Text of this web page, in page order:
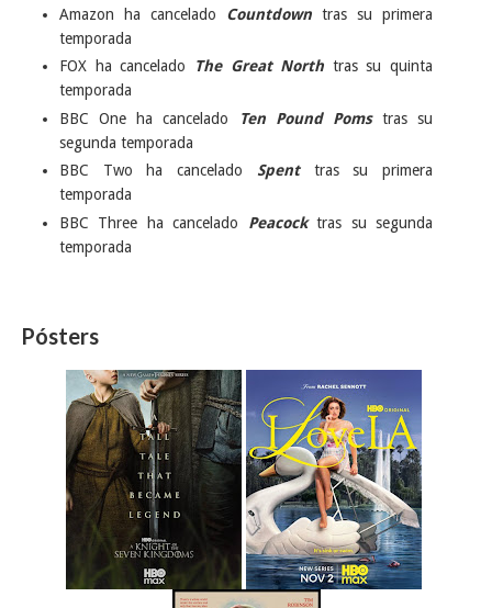
Amazon ha cancelado Countdown tras su primera
temporada
FOX ha cancelado
The Great North tras su quinta
temporada
BBC One ha cancelado
Ten Pound Pomstras su
segunda temporada
BBC Two ha cancelado Spenttras su primera
temporada
BBC Three ha cancelado Peacocktras su segunda
temporada
Pósters